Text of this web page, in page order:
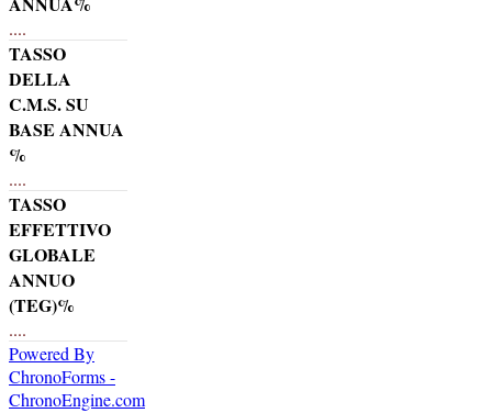
....
TASSO
DELLA
C.M.S. SU
BASE ANNUA
%
....
TASSO
EFFETTIVO
GLOBALE
ANNUO
(TEG)%
....
Powered By
ChronoForms -
ChronoEngine.com